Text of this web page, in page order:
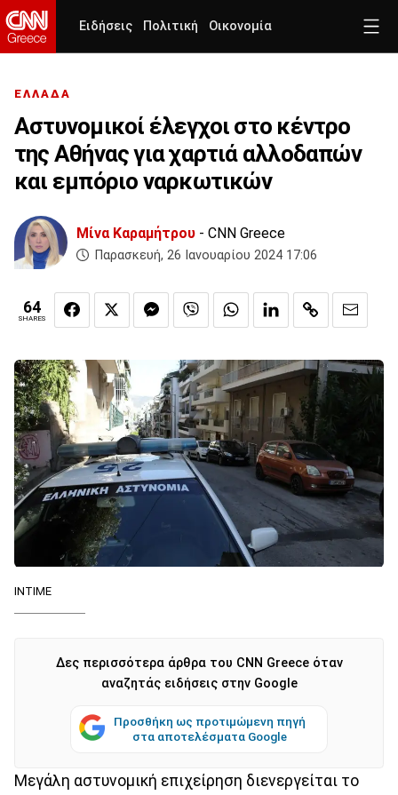
Ειδήσεις Πολιτική Οικονομία
ΕΛΛΑΔΑ
Αστυνομικοί έλεγχοι στο κέντρο
της Αθήνας για χαρτιά αλλοδαπών
και εμπόριο ναρκωτικών
Μίνα Καραμήτρου - CNN Greece
Παρασκευή, 26 Ιανουαρίου 2024 17:06
64
SHARES
INTIME
Δες περισσότερα άρθρα του CNN Greece όταν
αναζητάς ειδήσεις στην Google
Προσθήκη ως προτιμώμενη πηγή
στα αποτελέσματα Google
Μεγάλη αστυνομική επιχείρηση διενεργείται το